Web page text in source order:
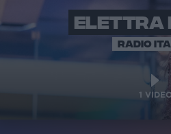
ELETTRA
RADIO
1